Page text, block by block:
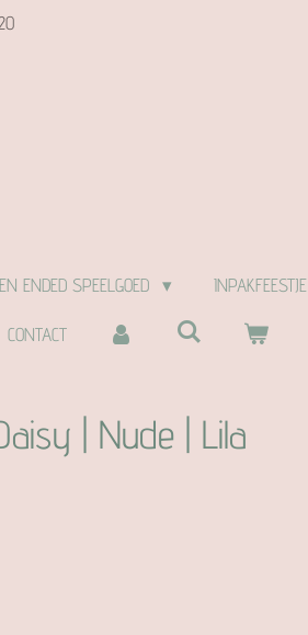
ENDED SPEELGOED INPAKFEESTJE
CONTACT
| Nude | Lila